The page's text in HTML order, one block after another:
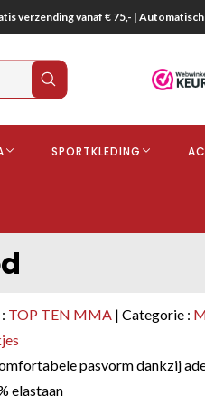
verzending vanaf € 75,- |
SPORTKLEDING
TOP TEN MMA | Categorie :
pasvorm dankzij
elastaan